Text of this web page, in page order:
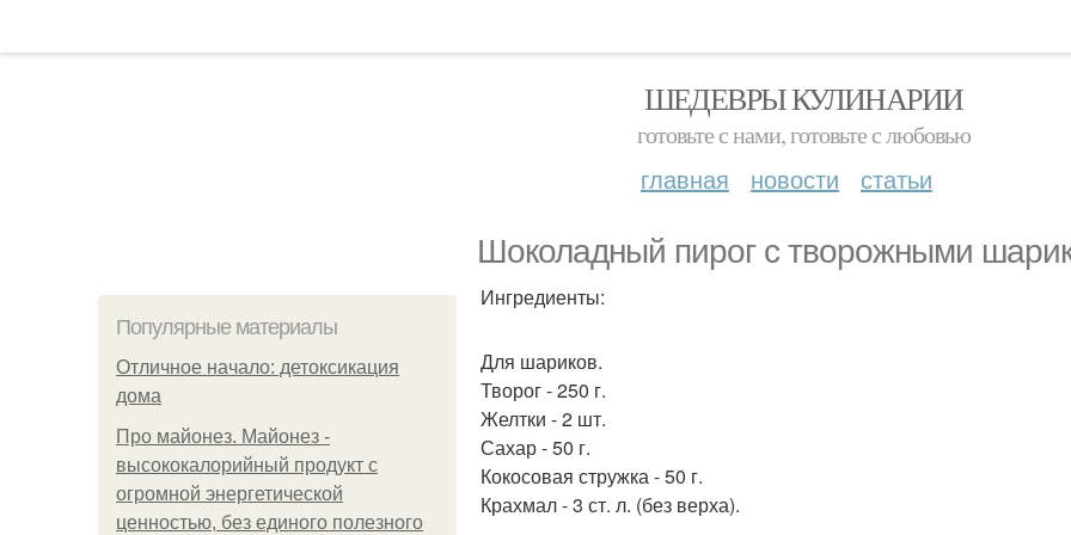
ШЕДЕВРЫ КУЛИНАРИИ
готовьте с нами, готовьте с любовью
главная новости статьи
Шоколадный пирог с творожными
Популярные материалы
Отличное начало: детоксикация
дома
Про майонез. Майонез -
высококалорийный продукт с
огромной энергетической
ценностью, без единого полезного
Ингредиенты:
Для шариков.
Творог - 250 г.
Желтки - 2 шт.
Сахар - 50 г.
Кокосовая стружка - 50 г.
Крахмал - 3 ст. л. (без верха).